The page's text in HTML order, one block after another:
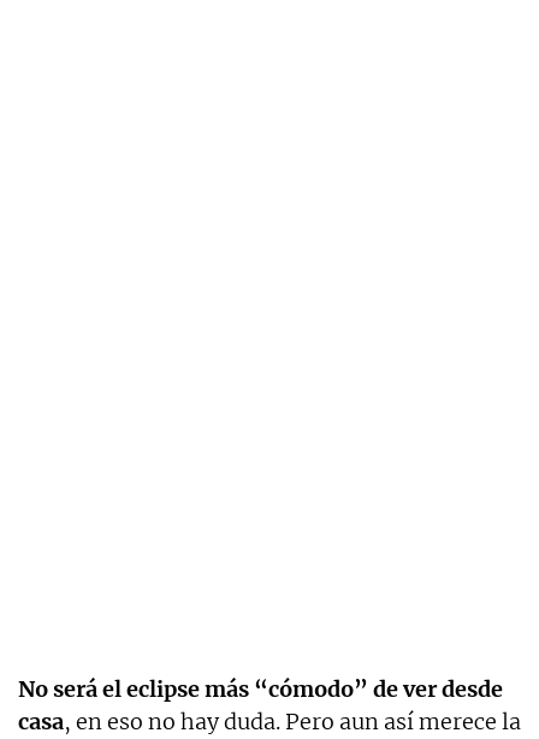
No será el eclipse más “cómodo” de ver desde
casa, en eso no hay duda. Pero aun así merece la